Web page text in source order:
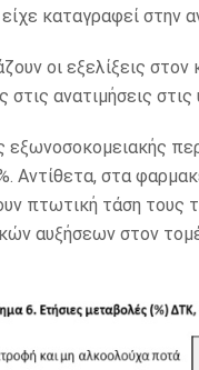
καταγραφεί στην
οι εξελίξεις
στις ανατιμήσεις
εξωνοσοκομειακής
Αντίθετα, στα
πτωτική τάση τους
αυξήσεων στον